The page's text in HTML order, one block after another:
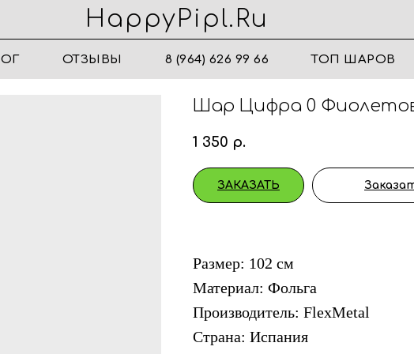
HappyPipl.ru
ОТЗЫВЫ 8 (964) 626 99 66 ТОП ШАРОВ
Шар Цифра 0
1 350 р.
ЗАКАЗАТЬ
Размер: 102 см
Материал: Фольга
Производитель: FlexMetal
Страна: Испания